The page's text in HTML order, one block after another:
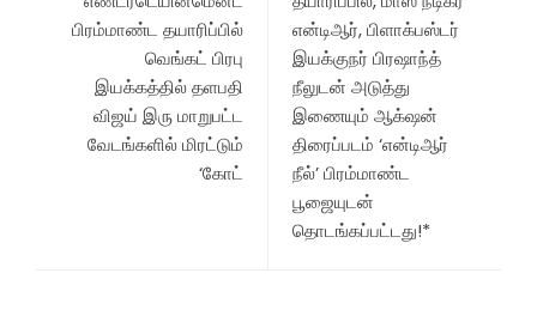
பிரம்மாண்ட தயாரிப்பில்
வெங்கட் பிரபு
இயக்கத்தில் தளபதி
விஜய் இரு மாறுபட்ட
வேடங்களில் மிரட்டும்
‘கோட்
என்டிஆர், பிளாக்பஸ்டர்
இயக்குநர் பிரஷாந்த்
நீலுடன் அடுத்து
இணையும் ஆக்‌ஷன்
திரைப்படம் ‘என்டிஆர்
நீல்’ பிரம்மாண்ட
பூஜையுடன்
தொடங்கப்பட்டது!*